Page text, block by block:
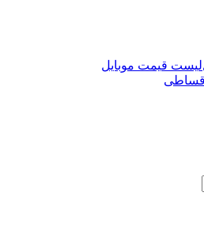
لیست قیمت موبایل